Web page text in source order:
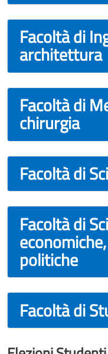
Facoltà di
architettura
Facoltà di
chirurgia
Facoltà di
Facoltà di
politiche
Facoltà di